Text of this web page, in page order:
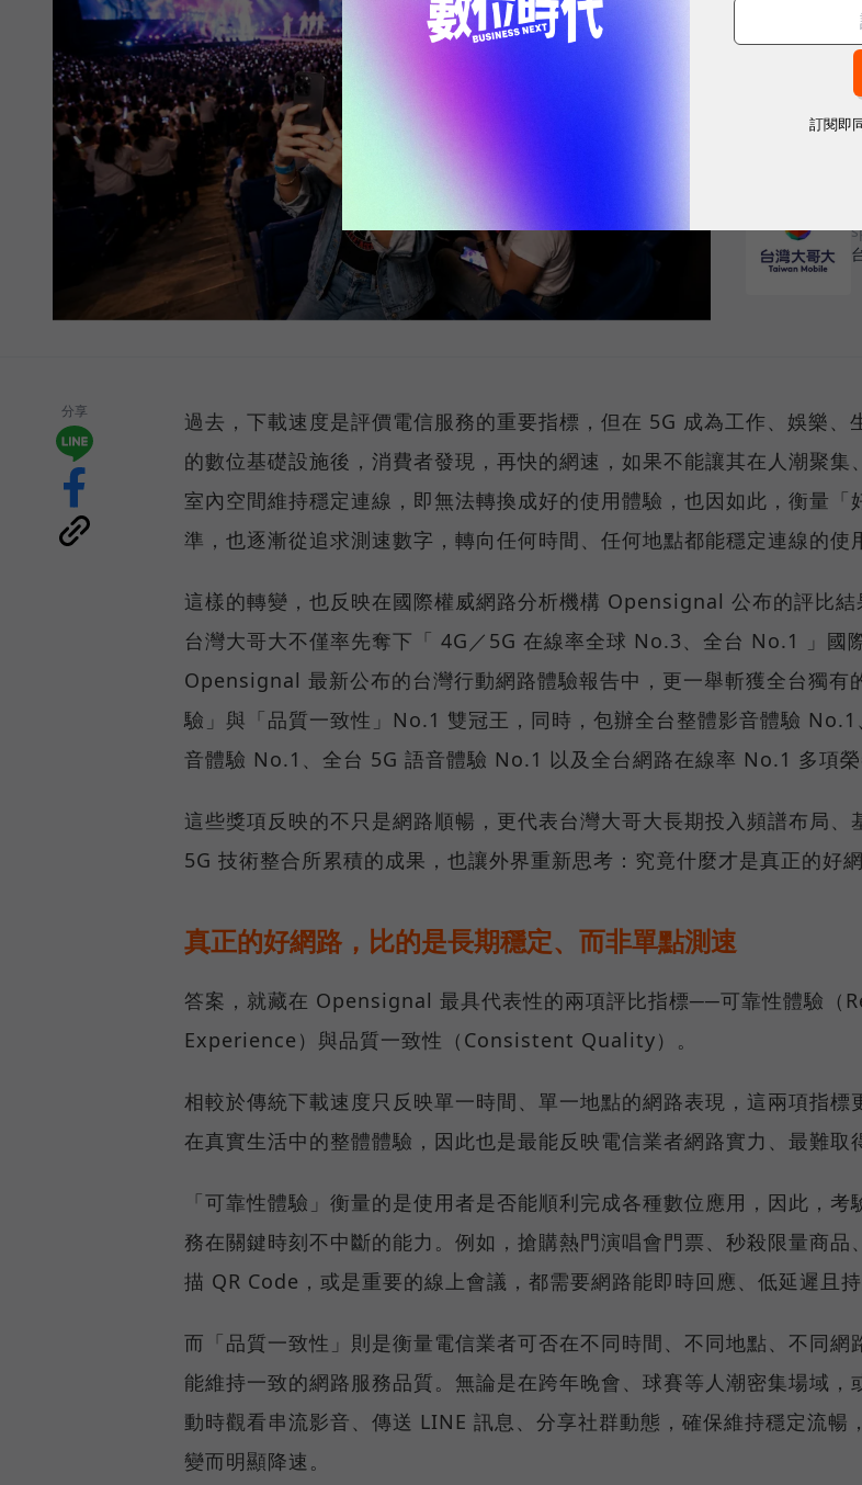
告別
密：
真正好用的網
演唱會時，網
分享
過去，下載速度是評價電信服務的重要指標，但在 5G 成為工作、娛樂、
的數位基礎設施後，消費者發現，再快的網速，如果不能讓其在人潮聚集
室內空間維持穩定連線，即無法轉換成好的使用體驗，也因如此，衡量「
準，也逐漸從追求測速數字，轉向任何時間、任何地點都能穩定連線的使
這樣的轉變，也反映在國際權威網路分析機構 Opensignal 公布的評比結
台灣大哥大不僅率先奪下「 4G／5G 在線率全球 No.3、全台 No.1 」國
Opensignal 最新公布的台灣行動網路體驗報告中，更一舉斬獲全台獨有
驗」與「品質一致性」No.1 雙冠王，同時，包辦全台整體影音體驗 No.1
音體驗 No.1、全台 5G 語音體驗 No.1 以及全台網路在線率 No.1 多項榮
這些獎項反映的不只是網路順暢，更代表台灣大哥大長期投入頻譜布局、
5G 技術整合所累積的成果，也讓外界重新思考：究竟什麼才是真正的好
真正的好網路，比的是長期穩定、而非單點測速
答案，就藏在 Opensignal 最具代表性的兩項評比指標──可靠性體驗（
Experience）與品質一致性（Consistent Quality）。
相較於傳統下載速度只反映單一時間、單一地點的網路表現，這兩項指標
在真實生活中的整體體驗，因此也是最能反映電信業者網路實力、最難取
「可靠性體驗」衡量的是使用者是否能順利完成各種數位應用，因此，考
務在關鍵時刻不中斷的能力。例如，搶購熱門演唱會門票、秒殺限量商品
描 QR Code，或是重要的線上會議，都需要網路能即時回應、低延遲且持
而「品質一致性」則是衡量電信業者可否在不同時間、不同地點、不同網
能維持一致的網路服務品質。無論是在跨年晚會、球賽等人潮密集場域，
動時觀看串流影音、傳送 LINE 訊息、分享社群動態，確保維持穩定流暢
變而明顯降速。
訂閱即